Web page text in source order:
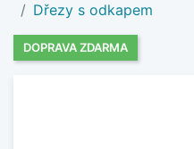
Dřezy s odkapem
DOPRAVA ZDARMA